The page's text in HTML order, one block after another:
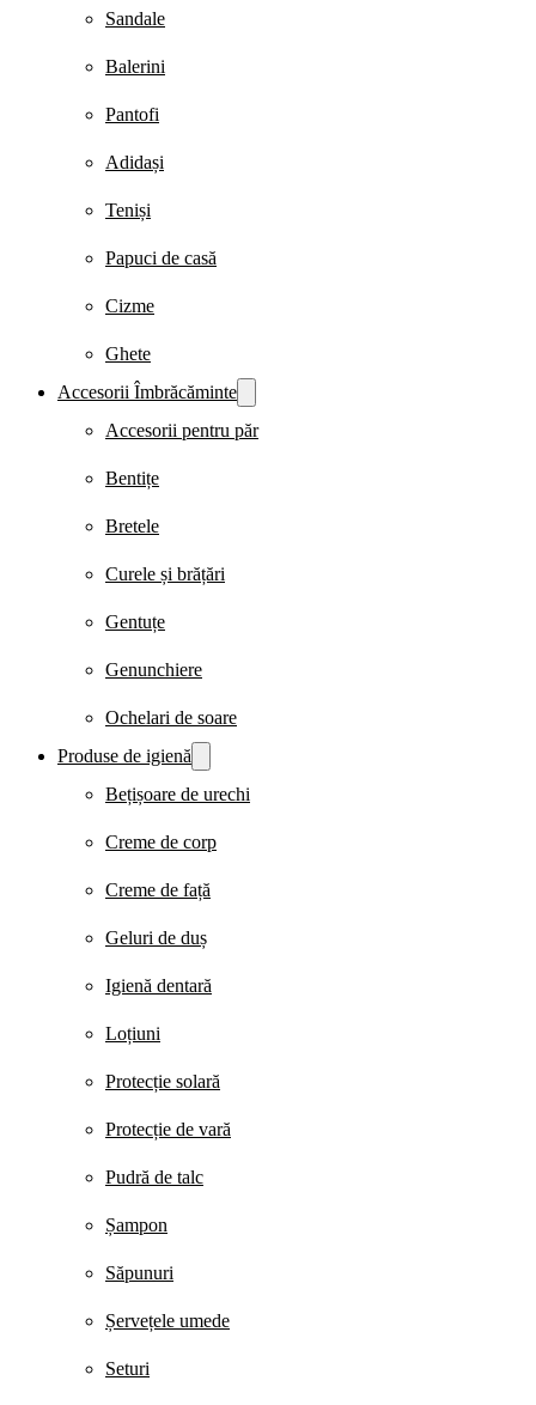
Sandale
Balerini
Pantofi
Adidași
Teniși
Papuci de casă
Cizme
Ghete
Accesorii Îmbrăcăminte
Accesorii pentru păr
Bentițe
Bretele
Curele și brățări
Gentuțe
Genunchiere
Ochelari de soare
Produse de igienă
Bețișoare de urechi
Creme de corp
Creme de față
Geluri de duș
Igienă dentară
Loțiuni
Protecție solară
Protecție de vară
Pudră de talc
Șampon
Săpunuri
Șervețele umede
Seturi